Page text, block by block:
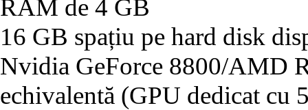
RAM de 4 GB
16 GB spațiu pe hard disk
Nvidia GeForce 8800/AMD
echivalentă (GPU dedicat cu